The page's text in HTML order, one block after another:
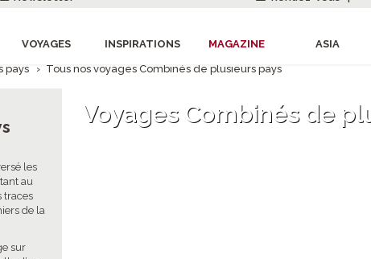
VOYAGES INSPIRATIONS MAGAZINE ASIA
pays › Tous nos voyages Combinés de plusieurs pays
Voyages Combinés de
les
au
traces
de la
sur